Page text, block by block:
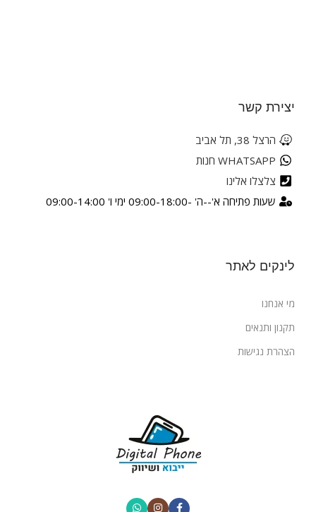
יצירת קשר
הרצל 38, תל אביב
WHATSAPP חנות
צלצלו אלינו
שעות פתיחה א'--ה' -09:00-18:00 ימי ו' 09:00-14:00
לינקים לאתר
מי אנחנו
תקנון ותנאים
הצהרת נגישות